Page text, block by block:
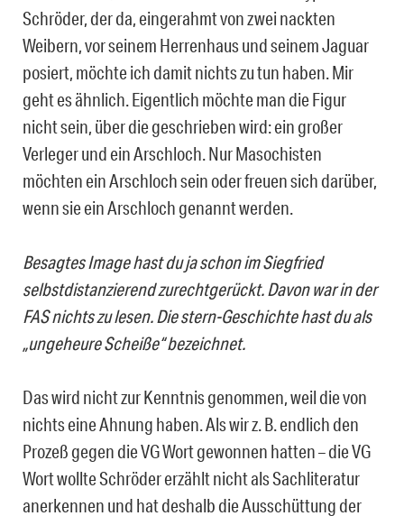
Schröder, der da, eingerahmt von zwei nackten
Weibern, vor seinem Herrenhaus und seinem Jaguar
posiert, möchte ich damit nichts zu tun haben. Mir
geht es ähnlich. Eigentlich möchte man die Figur
nicht sein, über die geschrieben wird: ein großer
Verleger und ein Arschloch. Nur Masochisten
möchten ein Arschloch sein oder freuen sich darüber,
wenn sie ein Arschloch genannt werden.
Besagtes Image hast du ja schon im Siegfried
selbstdistanzierend zurechtgerückt. Davon war in der
FAS nichts zu lesen. Die stern-Geschichte hast du als
„ungeheure Scheiße“ bezeichnet.
Das wird nicht zur Kenntnis genommen, weil die von
nichts eine Ahnung haben. Als wir z. B. endlich den
Prozeß gegen die VG Wort gewonnen hatten – die VG
Wort wollte Schröder erzählt nicht als Sachliteratur
anerkennen und hat deshalb die Ausschüttung der